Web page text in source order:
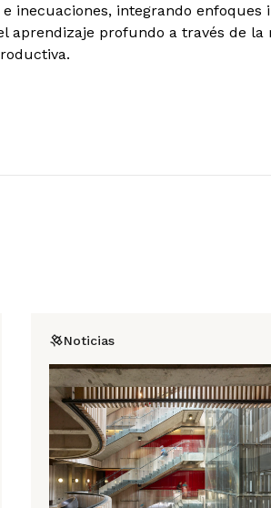
inecuaciones, integrando enfoques
aprendizaje profundo a través de
Noticias